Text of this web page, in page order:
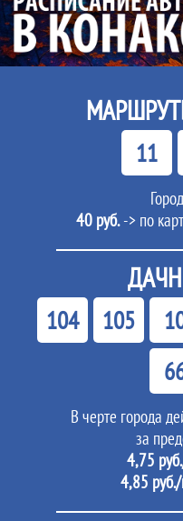
11
40 руб.-> по
104 105
В черте города
за
4,75
4,85